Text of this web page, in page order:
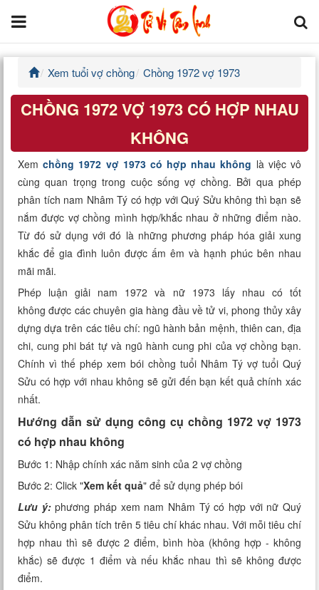
Trang chủ
Tử Vi Đẩu Số
Tử Vi 12 Con Giáp
Phong thủy
Kinh Dịch
Văn Hoa Tâm linh
Xem ngày
Xem tuổi
Xem bói
Tướng số
Cung hoàng đạo
Xem tuổi vợ chồng Chồng 1972 vợ 1973
CHỒNG 1972 VỢ 1973 CÓ HỢP NHAU
KHÔNG
Xem chồng 1972 vợ 1973 có hợp nhau không là việc vô
cùng quan trọng trong cuộc sống vợ chồng. Bởi qua phép
phân tích nam Nhâm Tý có hợp với Quý Sửu không thì bạn sẽ
nắm được vợ chồng mình hợp/khắc nhau ở những điểm nào.
Từ đó sử dụng với đó là những phương pháp hóa giải xung
khắc để gia đình luôn được ấm êm và hạnh phúc bên nhau
mãi mãi.
Phép luận giải nam 1972 và nữ 1973 lấy nhau có tốt
không được các chuyên gia hàng đầu về tử vi, phong thủy xây
dựng dựa trên các tiêu chí: ngũ hành bản mệnh, thiên can, địa
chi, cung phi bát tự và ngũ hành cung phi của vợ chồng bạn.
Chính vì thế phép xem bói chồng tuổi Nhâm Tý vợ tuổi Quý
Sửu có hợp với nhau không sẽ gửi đến bạn kết quả chính xác
nhất.
Hướng dẫn sử dụng công cụ chồng 1972 vợ 1973
có hợp nhau không
Bước 1: Nhập chính xác năm sinh của 2 vợ chồng
Bước 2: Click "Xem kết quả" để sử dụng phép bói
Lưu ý:phương pháp xem nam Nhâm Tý có hợp với nữ Quý
Sửu không phân tích trên 5 tiêu chí khác nhau. Với mỗi tiêu chí
hợp nhau thì sẽ được 2 điểm, bình hòa (không hợp - không
khắc) sẽ được 1 điểm và nếu khắc nhau thì sẽ không được
điểm.